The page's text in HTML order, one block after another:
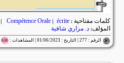
كلمات مفتاحية : | Compétence Orale | écrite
المؤلف:د. مزاري شافية
الرقم : 277 | التاريخ : 01/06/2023 | المشاهدات : 638